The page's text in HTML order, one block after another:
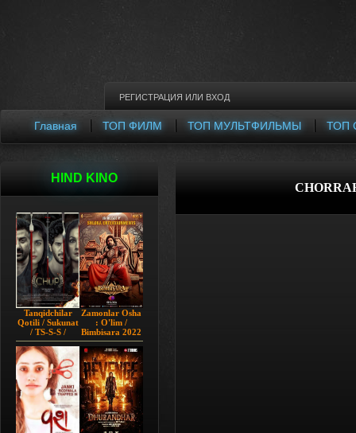
РЕГИСТРАЦИЯ ИЛИ ВХОД
ТОП
ТОП МУЛЬТФИЛЬМЫ
ТОП ФИЛМ
Главная
HIND KINO
Tanqidchilar
Qotili / Sukunat
/ TS-S-S /
Jimjitlik
Ortidagi Sir /
Chup 2022 HD
Hind kino
Zamonlar Osha
: O'lim /
Bimbisara 2022
Hind kino
Uzbek tilida